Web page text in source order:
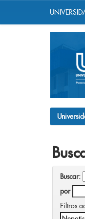
Buscar:
por
Filtros